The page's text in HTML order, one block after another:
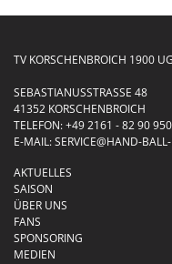
TV KORSCHENBROICH 1900
SEBASTIANUSSTRASSE 48
41352 KORSCHENBROICH
TELEFON:+49 2161 - 82 90 950
E-MAIL:SERVICE@HAND-
AKTUELLES
SAISON
ÜBER UNS
FANS
SPONSORING
MEDIEN